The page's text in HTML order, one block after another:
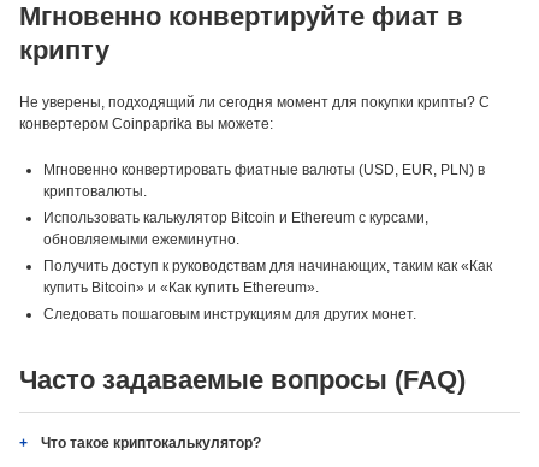
Мгновенно конвертируйте фиат в
крипту
Не уверены, подходящий ли сегодня момент для покупки крипты? С
конвертером Coinpaprika вы можете:
Мгновенно конвертировать фиатные валюты (USD, EUR, PLN) в
криптовалюты.
Использовать калькулятор Bitcoin и Ethereum с курсами,
обновляемыми ежеминутно.
Получить доступ к руководствам для начинающих, таким как «Как
купить Bitcoin» и «Как купить Ethereum».
Следовать пошаговым инструкциям для других монет.
Часто задаваемые вопросы (FAQ)
Что такое криптокалькулятор?